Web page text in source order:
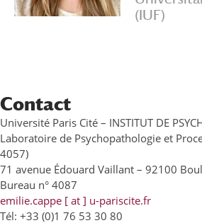
(IUF)
Contact
Université Paris Cité – INSTITUT DE
Laboratoire de Psychopathologie et
4057)
71 avenue Édouard Vaillant – 92100
Bureau n° 4087
emilie.cappe [ at ] u-pariscite.fr
Tél: +33 (0)1 76 53 30 80